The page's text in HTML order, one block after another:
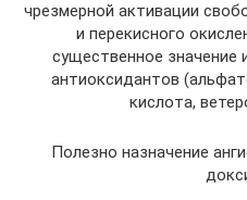
чрезмерной активации
и перекисного
существенное значение
антиоксидантов
кислота,
Полезно назначение